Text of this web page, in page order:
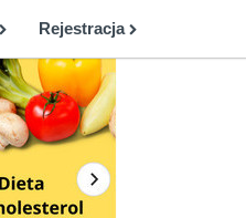
Rejestracja